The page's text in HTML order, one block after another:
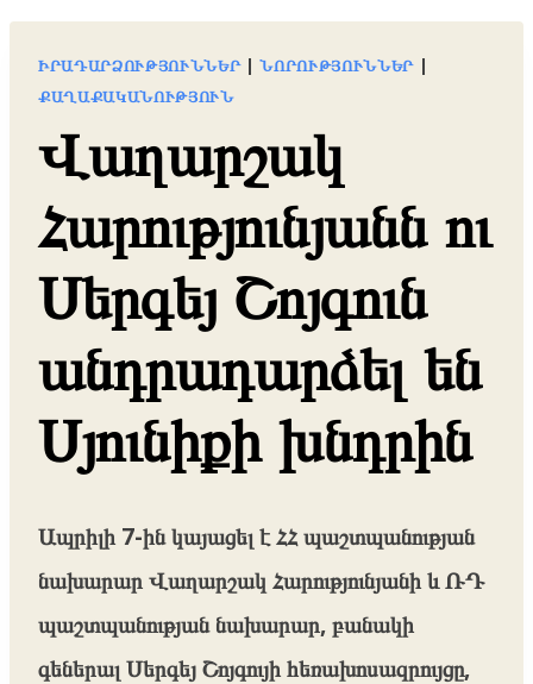
ԻՐԱԴԱՐՁՈՒԹՅՈՒՆՆԵՐ|ՆՈՐՈՒԹՅՈՒՆՆԵՐ|
ՔԱՂԱՔԱԿԱՆՈՒԹՅՈՒՆ
Վաղարշակ
Հարությունյանն ու
Սերգեյ Շոյգուն
անդրադարձել են
Սյունիքի խնդրին
Ապրիլի 7-ին կայացել է ՀՀ պաշտպանության
նախարար Վաղարշակ Հարությունյանի և ՌԴ
պաշտպանության նախարար, բանակի
գեներալ Սերգեյ Շոյգույի հեռախոսազրույցը,